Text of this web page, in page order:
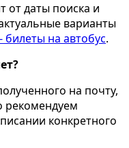
от даты поиска и
варианты
билеты на автобус.
на почту,
рекомендуем
конкретного